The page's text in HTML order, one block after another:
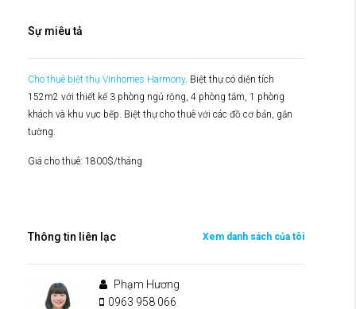
Sự miêu tả
Cho thuê biệt thự Vinhomes Harmony. Biệt thự có diện tích
152m2 với thiết kế 3 phòng ngủ rộng, 4 phòng tắm, 1 phòng
khách và khu vực bếp. Biệt thự cho thuê với các đồ cơ bản, gắn
tường.
Giá cho thuê: 1800$/tháng
Thông tin liên lạc Xem danh sách của tôi
Phạm Hương
0963 958 066